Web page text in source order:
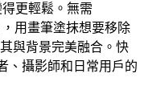
更輕鬆。無需
用畫筆塗抹想要移除
與背景完美融合。快
、攝影師和日常用戶的